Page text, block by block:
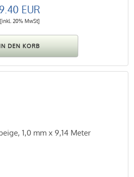
EUR
[inkl. 20% MwSt]